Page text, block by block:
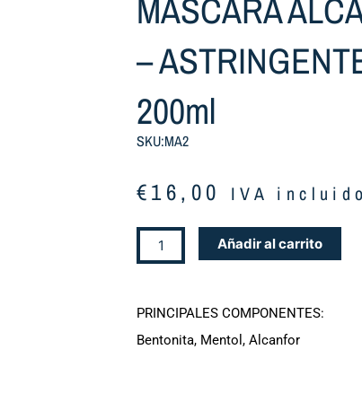
MASCARA
–
200ml
SKU:MA2
€16,00 IVA incluido
MASCARA
ALCANFORADA
200ml
cantidad
Añadir al carrito
PRINCIPALES COMPONENTES:
Bentonita, Mentol, Alcanfor